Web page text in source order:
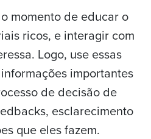
momento de educar o
ricos, e interagir com
Logo, use essas
importantes
de decisão de
esclarecimento
que eles fazem.